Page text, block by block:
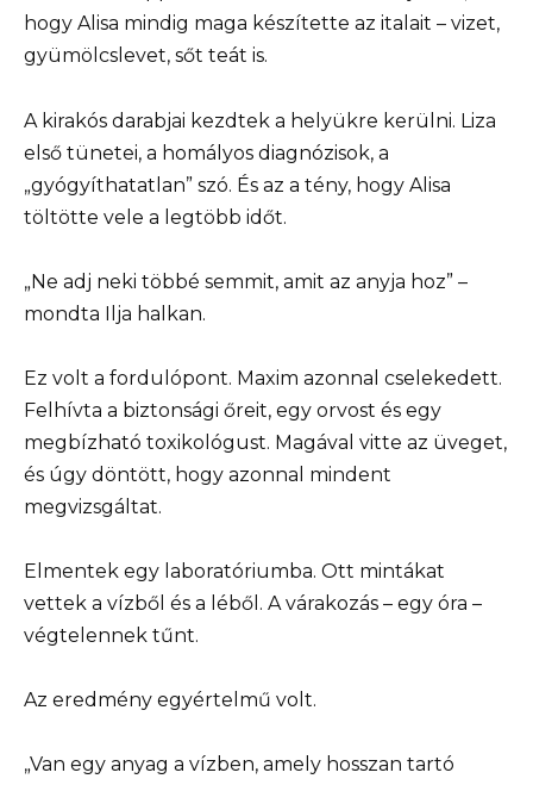
hogy Alisa mindig maga készítette az italait – vizet,
gyümölcslevet, sőt teát is.
A kirakós darabjai kezdtek a helyükre kerülni. Liza
első tünetei, a homályos diagnózisok, a
„gyógyíthatatlan” szó. És az a tény, hogy Alisa
töltötte vele a legtöbb időt.
„Ne adj neki többé semmit, amit az anyja hoz” –
mondta Ilja halkan.
Ez volt a fordulópont. Maxim azonnal cselekedett.
Felhívta a biztonsági őreit, egy orvost és egy
megbízható toxikológust. Magával vitte az üveget,
és úgy döntött, hogy azonnal mindent
megvizsgáltat.
Elmentek egy laboratóriumba. Ott mintákat
vettek a vízből és a léből. A várakozás – egy óra –
végtelennek tűnt.
Az eredmény egyértelmű volt.
„Van egy anyag a vízben, amely hosszan tartó